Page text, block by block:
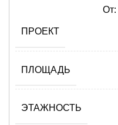
От:
ПРОЕКТ
ПЛОЩАДЬ
ЭТАЖНОСТЬ